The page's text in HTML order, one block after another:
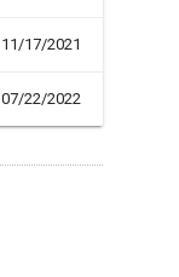
11/17/2021
07/22/2022